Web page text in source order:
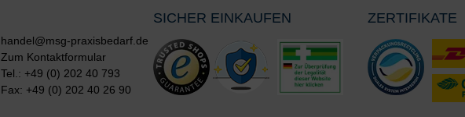
handel@msg-praxisbedarf.de
Zum Kontaktformular
Tel.: +49 (0) 202 40 793
Fax: +49 (0) 202 40 26 90
SICHER EINKAUFEN ZERTIFIKATE